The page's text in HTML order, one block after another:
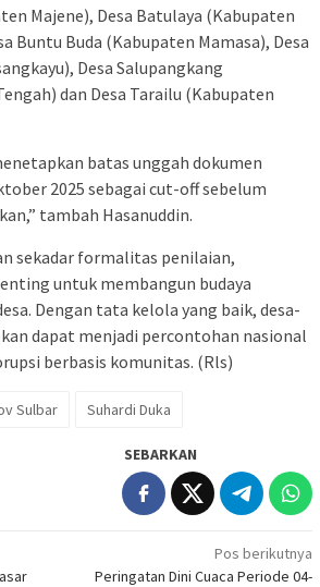
Majene), Desa Batulaya (Kabupaten
Buntu Buda (Kabupaten Mamasa), Desa
Desa Salupangkang
dan Desa Tarailu (Kabupaten
batas unggah dokumen
2025 sebagai cut-off sebelum
tambah Hasanuddin.
sekadar formalitas penilaian,
untuk membangun budaya
Dengan tata kelola yang baik, desa-
dapat menjadi percontohan nasional
berbasis komunitas. (Rls)
Sulbar Suhardi Duka
SEBARKAN
Pos berikutnya
Peringatan Dini Cuaca Periode 04-